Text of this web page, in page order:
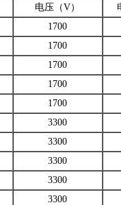
电压（V）
1700
1700
1700
1700
1700
3300
3300
3300
3300
3300